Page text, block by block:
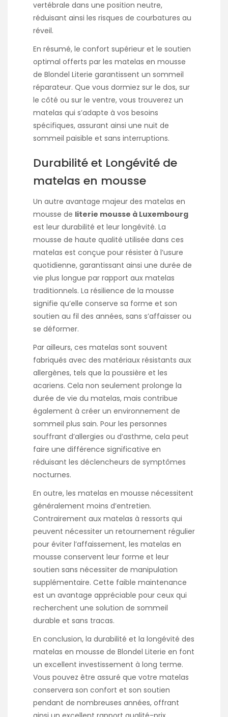
vertébrale dans une position neutre,
réduisant ainsi les risques de courbatures au
réveil.
En résumé, le confort supérieur et le soutien
optimal offerts par les matelas en mousse
de Blondel Literie garantissent un sommeil
réparateur. Que vous dormiez sur le dos, sur
le côté ou sur le ventre, vous trouverez un
matelas qui s’adapte à vos besoins
spécifiques, assurant ainsi une nuit de
sommeil paisible et sans interruptions.
Durabilité et Longévité de
matelas en mousse
Un autre avantage majeur des matelas en
mousse de literie mousse à Luxembourg
est leur durabilité et leur longévité. La
mousse de haute qualité utilisée dans ces
matelas est conçue pour résister à l’usure
quotidienne, garantissant ainsi une durée de
vie plus longue par rapport aux matelas
traditionnels. La résilience de la mousse
signifie qu’elle conserve sa forme et son
soutien au fil des années, sans s’affaisser ou
se déformer.
Par ailleurs, ces matelas sont souvent
fabriqués avec des matériaux résistants aux
allergènes, tels que la poussière et les
acariens. Cela non seulement prolonge la
durée de vie du matelas, mais contribue
également à créer un environnement de
sommeil plus sain. Pour les personnes
souffrant d’allergies ou d’asthme, cela peut
faire une différence significative en
réduisant les déclencheurs de symptômes
nocturnes.
En outre, les matelas en mousse nécessitent
généralement moins d’entretien.
Contrairement aux matelas à ressorts qui
peuvent nécessiter un retournement régulier
pour éviter l’affaissement, les matelas en
mousse conservent leur forme et leur
soutien sans nécessiter de manipulation
supplémentaire. Cette faible maintenance
est un avantage appréciable pour ceux qui
recherchent une solution de sommeil
durable et sans tracas.
En conclusion, la durabilité et la longévité des
matelas en mousse de Blondel Literie en font
un excellent investissement à long terme.
Vous pouvez être assuré que votre matelas
conservera son confort et son soutien
pendant de nombreuses années, offrant